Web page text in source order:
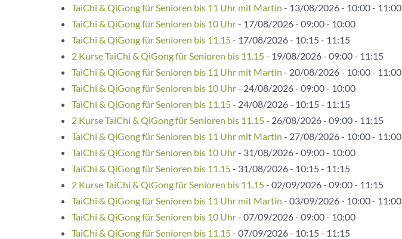
TaiChi & QiGong für Senioren bis 11 Uhr mit Martin - 13/08/2026 - 10:00 - 11:00
TaiChi & QiGong für Senioren bis 10 Uhr- 17/08/2026 - 09:00 - 10:00
TaiChi & QiGong für Senioren bis 11.15- 17/08/2026 - 10:15 - 11:15
2 Kurse TaiChi & QiGong für Senioren bis 11.15- 19/08/2026 - 09:00 - 11:15
TaiChi & QiGong für Senioren bis 11 Uhr mit Martin - 20/08/2026 - 10:00 - 11:00
TaiChi & QiGong für Senioren bis 10 Uhr- 24/08/2026 - 09:00 - 10:00
TaiChi & QiGong für Senioren bis 11.15- 24/08/2026 - 10:15 - 11:15
2 Kurse TaiChi & QiGong für Senioren bis 11.15- 26/08/2026 - 09:00 - 11:15
TaiChi & QiGong für Senioren bis 11 Uhr mit Martin - 27/08/2026 - 10:00 - 11:00
TaiChi & QiGong für Senioren bis 10 Uhr- 31/08/2026 - 09:00 - 10:00
TaiChi & QiGong für Senioren bis 11.15- 31/08/2026 - 10:15 - 11:15
2 Kurse TaiChi & QiGong für Senioren bis 11.15- 02/09/2026 - 09:00 - 11:15
TaiChi & QiGong für Senioren bis 11 Uhr mit Martin - 03/09/2026 - 10:00 - 11:00
TaiChi & QiGong für Senioren bis 10 Uhr- 07/09/2026 - 09:00 - 10:00
TaiChi & QiGong für Senioren bis 11.15- 07/09/2026 - 10:15 - 11:15